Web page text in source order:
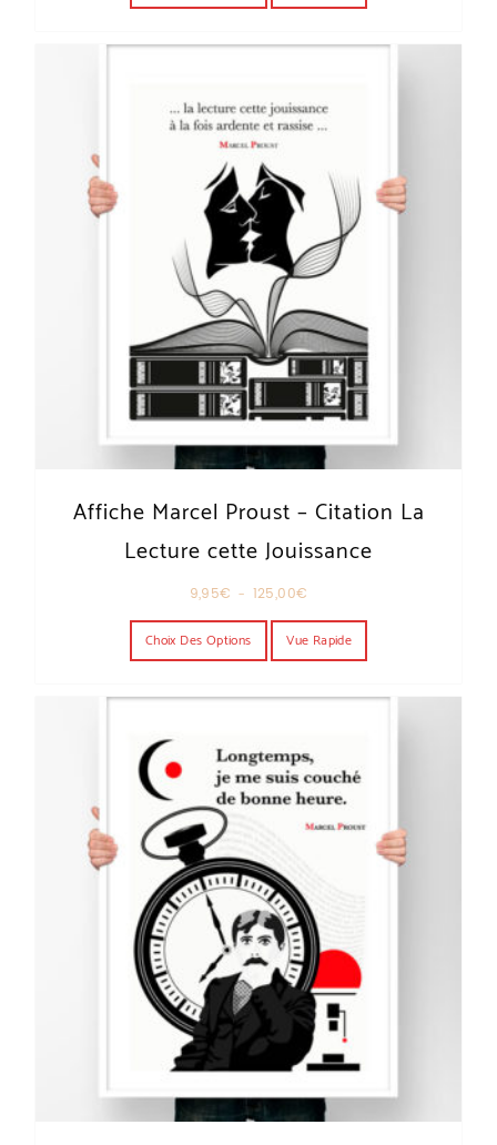
Affiche Marcel Proust – Citation La
Lecture cette Jouissance
9,95€ – 125,00€
Choix Des Options
Ce produit a plusieurs variations. Les
Vue Rapide